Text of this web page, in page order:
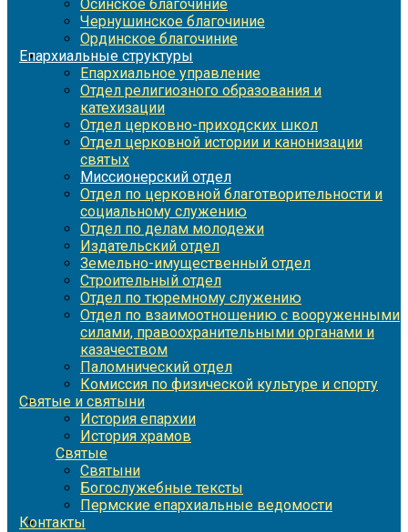
Осинское благочиние
Чернушинское благочиние
Ординское благочиние
Епархиальные структуры
Епархиальное управление
Отдел религиозного образования и
катехизации
Отдел церковно-приходских школ
Отдел церковной истории и канонизации
святых
Миссионерский отдел
Отдел по церковной благотворительности и
социальному служению
Отдел по делам молодежи
Издательский отдел
Земельно-имущественный отдел
Строительный отдел
Отдел по тюремному служению
Отдел по взаимоотношению с вооруженными
силами, правоохранительными органами и
казачеством
Паломнический отдел
Комиссия по физической культуре и спорту
Святые и святыни
История епархии
История храмов
Святые
Святыни
Богослужебные тексты
Пермские епархиальные ведомости
Контакты